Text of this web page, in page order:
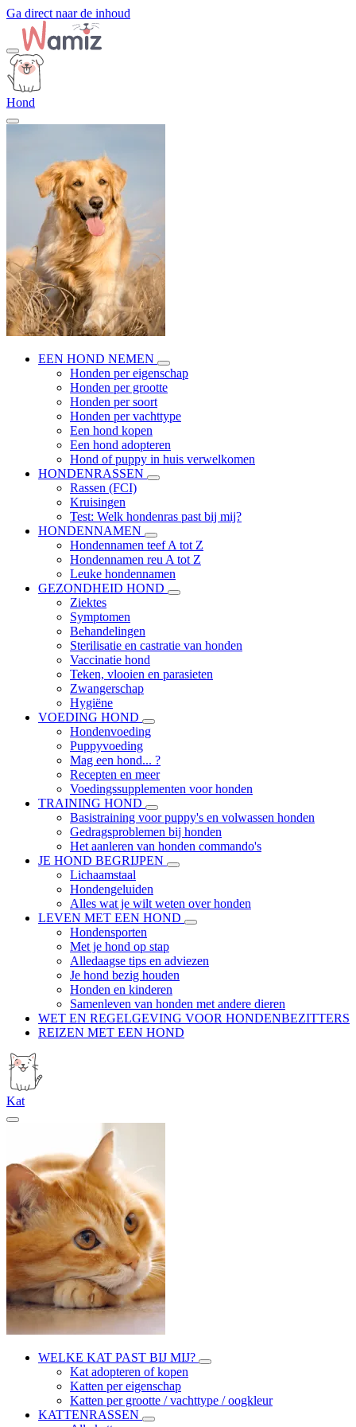
Ga direct naar de inhoud
Hond
EEN HOND NEMEN
Honden per eigenschap
Honden per grootte
Honden per soort
Honden per vachttype
Een hond kopen
Een hond adopteren
Hond of puppy in huis verwelkomen
HONDENRASSEN
Rassen (FCI)
Kruisingen
Test: Welk hondenras past bij mij?
HONDENNAMEN
Hondennamen teef A tot Z
Hondennamen reu A tot Z
Leuke hondennamen
GEZONDHEID HOND
Ziektes
Symptomen
Behandelingen
Sterilisatie en castratie van honden
Vaccinatie hond
Teken, vlooien en parasieten
Zwangerschap
Hygiëne
VOEDING HOND
Hondenvoeding
Puppyvoeding
Mag een hond... ?
Recepten en meer
Voedingssupplementen voor honden
TRAINING HOND
Basistraining voor puppy's en volwassen honden
Gedragsproblemen bij honden
Het aanleren van honden commando's
JE HOND BEGRIJPEN
Lichaamstaal
Hondengeluiden
Alles wat je wilt weten over honden
LEVEN MET EEN HOND
Hondensporten
Met je hond op stap
Alledaagse tips en adviezen
Je hond bezig houden
Honden en kinderen
Samenleven van honden met andere dieren
WET EN REGELGEVING VOOR HONDENBEZITTERS
REIZEN MET EEN HOND
Kat
WELKE KAT PAST BIJ MIJ?
Kat adopteren of kopen
Katten per eigenschap
Katten per grootte / vachttype / oogkleur
KATTENRASSEN